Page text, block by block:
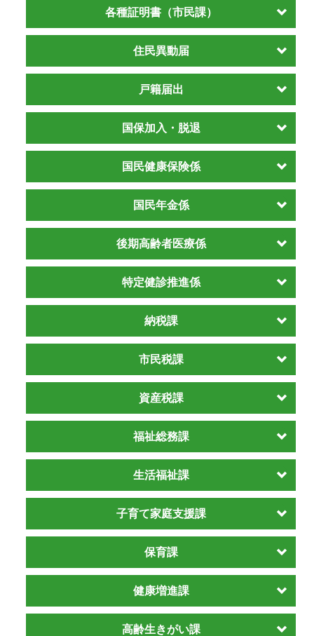
各種証明書（市民課）
住民異動届
戸籍届出
国保加入・脱退
国民健康保険係
国民年金係
後期高齢者医療係
特定健診推進係
納税課
市民税課
資産税課
福祉総務課
生活福祉課
子育て家庭支援課
保育課
健康増進課
高齢生きがい課